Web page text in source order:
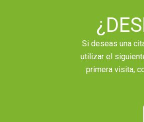
Si deseas una
utilizar el
primera visita,